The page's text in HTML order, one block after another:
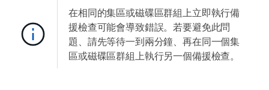
在相同的集區或磁碟區群組上立即執行備
援檢查可能會導致錯誤。若要避免此問
題、請先等待一到兩分鐘、再在同一個集
區或磁碟區群組上執行另一個備援檢查。